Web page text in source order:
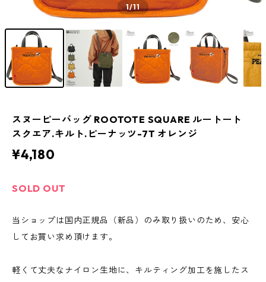
1/11
スヌーピーバッグ ROOTOTE SQUARE ルートート
スクエア.キルト.ピーナッツ-7T オレンジ
¥4,180
SOLD OUT
当ショップは国内正規品（新品）のみ取り扱いのため、安心
してお買い求め頂けます。
軽くて丈夫なナイロン生地に、キルティング加工を施したス